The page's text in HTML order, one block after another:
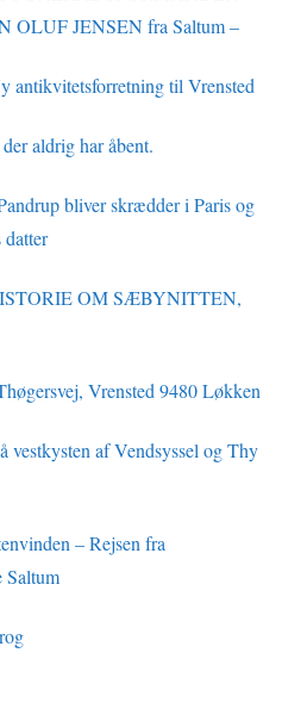
JENSEN fra Saltum –
antikvitetsforretning til Vrensted
aldrig har åbent.
bliver skrædder i Paris og
datter
OM SÆBYNITTEN,
Vrensted 9480 Løkken
vestkysten af Vendsyssel og Thy
– Rejsen fra